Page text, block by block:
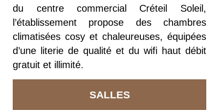
du centre commercial Créteil Soleil,
l’établissement propose des chambres
climatisées cosy et chaleureuses, équipées
d’une literie de qualité et du wifi haut débit
gratuit et illimité.
SALLES